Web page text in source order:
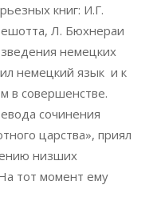
книг: И.Г.
Л. Бюхнераи
немецких
немецкий язык и к
в совершенстве.
сочинения
царства», приял
низших
тот момент ему